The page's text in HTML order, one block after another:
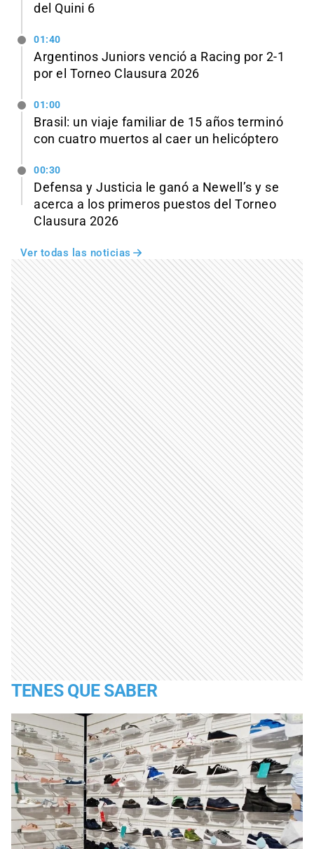
del Quini 6
01:40
Argentinos Juniors venció a Racing por 2-1
por el Torneo Clausura 2026
01:00
Brasil: un viaje familiar de 15 años terminó
con cuatro muertos al caer un helicóptero
00:30
Defensa y Justicia le ganó a Newell’s y se
acerca a los primeros puestos del Torneo
Clausura 2026
Ver todas las noticias
TENES QUE SABER